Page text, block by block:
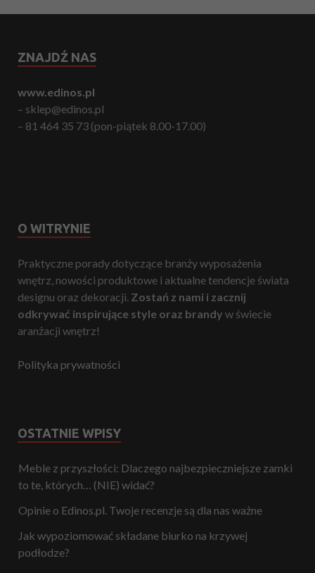
ZNAJDŹ NAS
www.edinos.pl
– sklep@edinos.pl
– 81 464 35 73 (pon-piątek 8.00-17.00)
O WITRYNIE
Praktyczne porady dotyczące branży wyposażenia
wnętrz, nowości produktowe i aktualne tendencje świata
designu oraz dekoracji. Zostań z nami i zacznij
odkrywać inspirujące style oraz brandy w świecie
aranżacji wnętrz!
Polityka prywatności
OSTATNIE WPISY
Meble z przyszłości: Dlaczego najbezpieczniejsze zamki
to te, których… (NIE) widać?
Opinie o Edinos.pl. Twoje recenzje są dla nas ważne
Jak wypoziomować składane biurko na krzywej
podłodze?